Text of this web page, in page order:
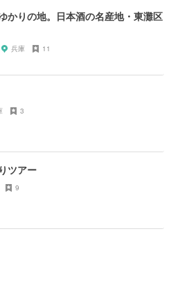
かりの地。日本酒の名産地・東灘区
兵庫 11
3
ツアー
9